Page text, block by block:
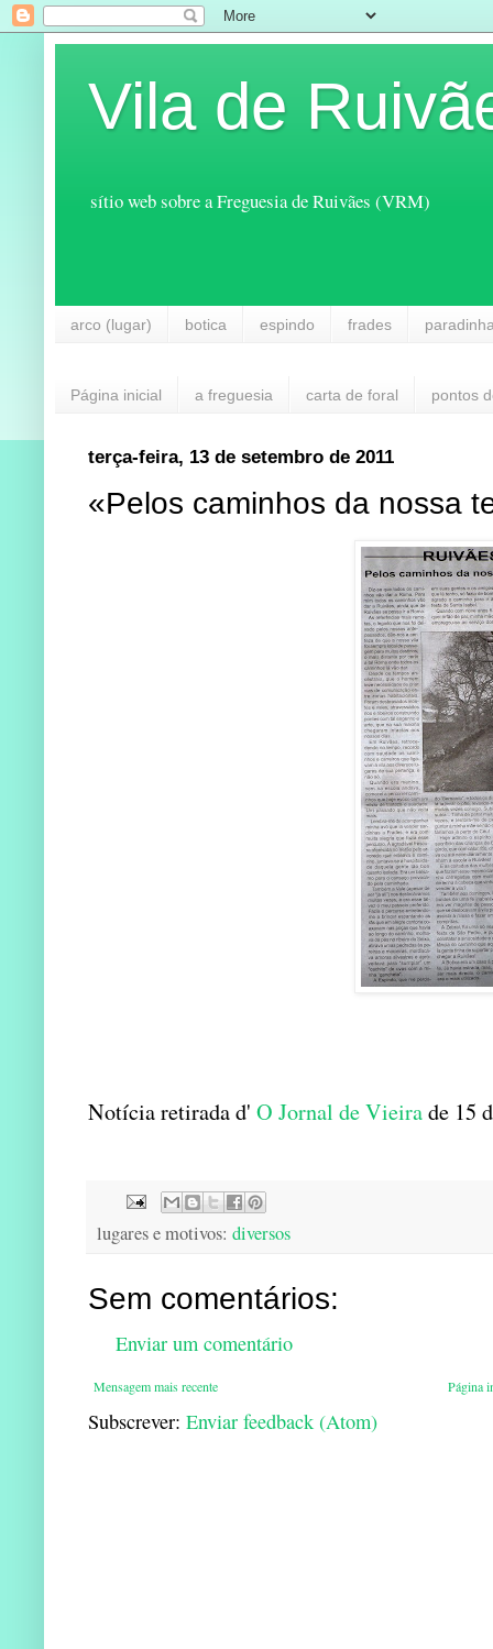
Vila de
sítio web sobre a Freguesia de Ruivães (VRM)
arco (lugar) botica espindo frades
Página inicial a freguesia carta de foral pontos
terça-feira, 13 de setembro de 2011
«Pelos caminhos da nossa
Notícia retirada d' O Jornal de Vieirade 15
lugares e motivos: diversos
Sem comentários:
Enviar um comentário
Mensagem mais recente Página
Subscrever: Enviar feedback (Atom)